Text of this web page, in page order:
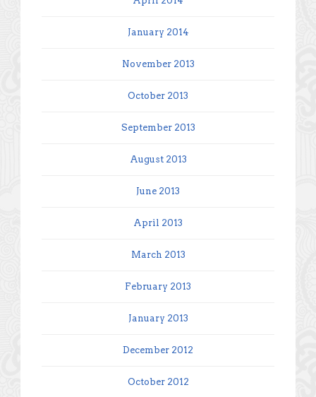
January 2014
November 2013
October 2013
September 2013
August 2013
June 2013
April 2013
March 2013
February 2013
January 2013
December 2012
October 2012